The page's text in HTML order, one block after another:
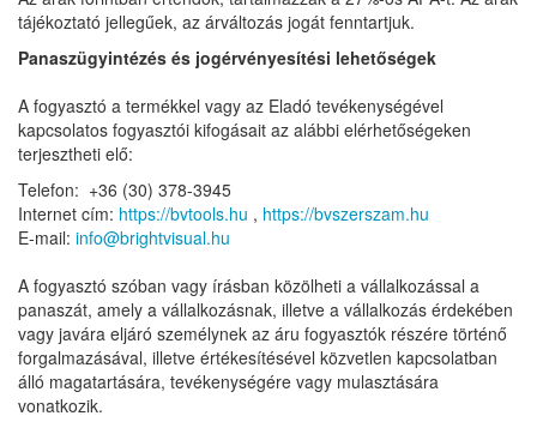
tájékoztató jellegűek, az árváltozás jogát fenntartjuk.
Panaszügyintézés és jogérvényesítési lehetőségek
A fogyasztó a termékkel vagy az Eladó tevékenységével
kapcsolatos fogyasztói kifogásait az alábbi elérhetőségeken
terjesztheti elő:
Telefon: +36 (30) 378-3945
Internet cím: https://bvtools.hu , https://bvszerszam.hu
E-mail: info@brightvisual.hu
A fogyasztó szóban vagy írásban közölheti a vállalkozással a
panaszát, amely a vállalkozásnak, illetve a vállalkozás érdekében
vagy javára eljáró személynek az áru fogyasztók részére történő
forgalmazásával, illetve értékesítésével közvetlen kapcsolatban
álló magatartására, tevékenységére vagy mulasztására
vonatkozik.